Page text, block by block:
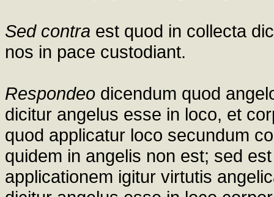
Sed contra est quod in collecta
nos in pace custodiant.
Respondeo dicendum quod
dicitur angelus esse in loco, et
quod applicatur loco secundum
quidem in angelis non est; sed
applicationem igitur virtutis